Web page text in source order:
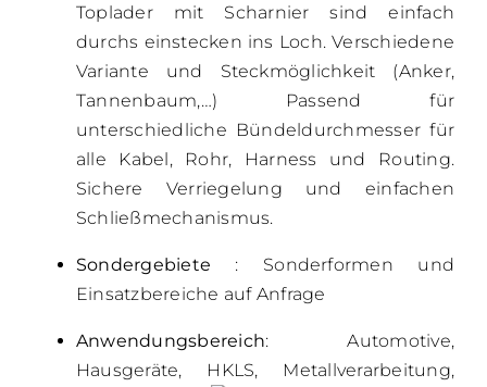
Toplader mit Scharnier sind einfach
durchs einstecken ins Loch. Verschiedene
Variante und Steckmöglichkeit (Anker,
Tannenbaum,…) Passend für
unterschiedliche Bündeldurchmesser für
alle Kabel, Rohr, Harness und Routing.
Sichere Verriegelung und einfachen
Schließmechanismus.
Sondergebiete : Sonderformen und
Einsatzbereiche auf Anfrage
Anwendungsbereich: Automotive,
Hausgeräte, HKLS, Metallverarbeitung,